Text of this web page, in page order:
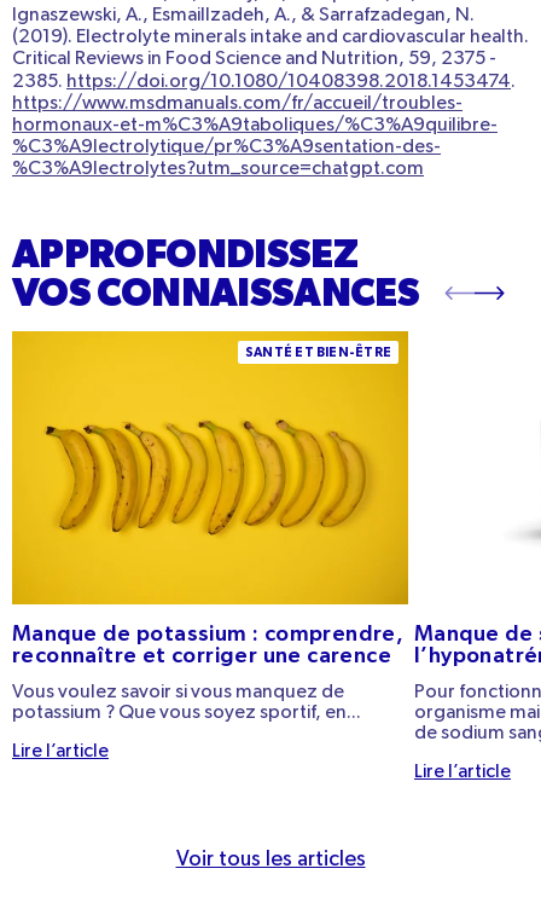
Ignaszewski, A., Esmaillzadeh, A., & Sarrafzadegan, N.
(2019). Electrolyte minerals intake and cardiovascular health.
Critical Reviews in Food Science and Nutrition, 59, 2375 -
2385. https://doi.org/10.1080/10408398.2018.1453474.
https://www.msdmanuals.com/fr/accueil/troubles-
hormonaux-et-m%C3%A9taboliques/%C3%A9quilibre-
%C3%A9lectrolytique/pr%C3%A9sentation-des-
%C3%A9lectrolytes?utm_source=chatgpt.com
APPROFONDISSEZ
VOS CONNAISSANCES
Manque de potassium : comprendre,
SANTÉ ET BIEN-ÊTRE
Manque de potassium : comprendre,
reconnaître et corriger une carence
Vous voulez savoir si vous manquez de
potassium ? Que vous soyez sportif, en...
Lire l’article
Manque de
Pour
organisme
de sodium
Lire l’article
Voir tous les articles